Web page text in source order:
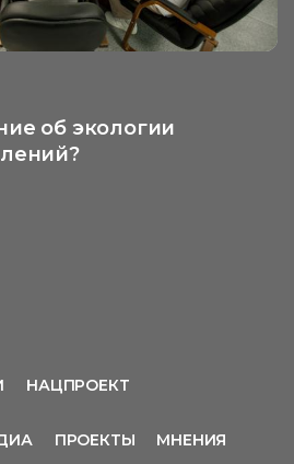
об экологии
НАЦПРОЕКТ
ПРОЕКТЫ МНЕНИЯ